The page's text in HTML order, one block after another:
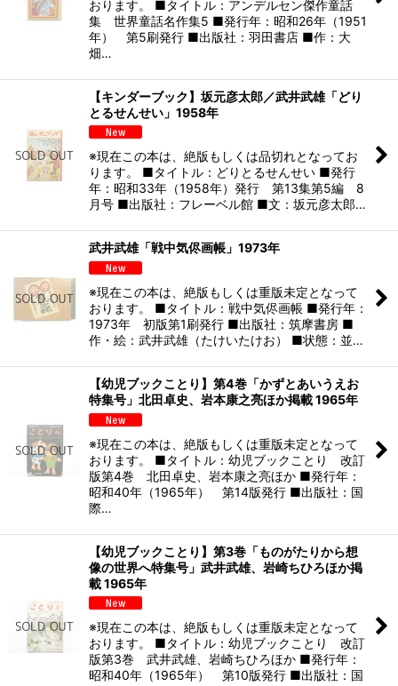
おります。 ■タイトル：アンデルセン傑作童話
集 世界童話名作集5 ■発行年：昭和26年（1951
年） 第5刷発行 ■出版社：羽田書店 ■作：大
畑…
【キンダーブック】坂元彦太郎／武井武雄「どり
とるせんせい」1958年
※現在この本は、絶版もしくは品切れとなってお
ります。 ■タイトル：どりとるせんせい ■発行
年：昭和33年（1958年）発行 第13集第5編 8
月号 ■出版社：フレーベル館 ■文：坂元彦太郎…
武井武雄「戦中気侭画帳」1973年
※現在この本は、絶版もしくは重版未定となって
おります。 ■タイトル：戦中気侭画帳 ■発行年：
1973年 初版第1刷発行 ■出版社：筑摩書房 ■
作・絵：武井武雄（たけいたけお） ■状態：並…
【幼児ブックことり】第4巻「かずとあいうえお
特集号」北田卓史、岩本康之亮ほか掲載 1965年
※現在この本は、絶版もしくは重版未定となって
おります。 ■タイトル：幼児ブックことり 改訂
版第4巻 北田卓史、岩本康之亮ほか ■発行年：
昭和40年（1965年） 第14版発行 ■出版社：国
際…
【幼児ブックことり】第3巻「ものがたりから想
像の世界へ特集号」武井武雄、岩崎ちひろほか掲
載 1965年
※現在この本は、絶版もしくは重版未定となって
おります。 ■タイトル：幼児ブックことり 改訂
版第3巻 武井武雄、岩崎ちひろほか ■発行年：
昭和40年（1965年） 第10版発行 ■出版社：国